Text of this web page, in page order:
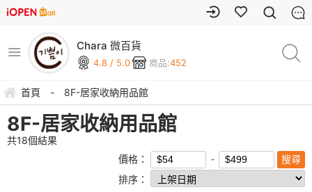
Chara 微百貨
4.8 / 5.0 商品:452
首頁 - 8F-居家收納用品館
8F-居家收納用品館
共18個結果
價格：
排序：